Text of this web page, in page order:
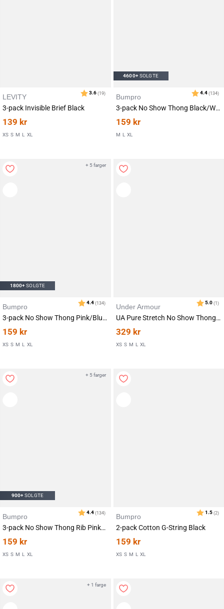
Karakter:
4.4
LEVITY
3-pack Invisible Brief Black
139 kr
XS S M L XL
4600+SOLGTE
Bumpro
3-pack No Show Thong Black/White/Sand
159 kr
M L XL
1800+SOLGTE
Bumpro
3-pack No Show Thong Pink/Blue/White
159 kr
XS S M L XL
+ 5 farger
Under Armour
UA Pure Stretch No Show Thong 3-pack Black
329 kr
XS S M L XL
900+SOLGTE
Bumpro
3-pack No Show Thong Rib Pink/Red/White
159 kr
XS S M L XL
+ 5 farger
Bumpro
2-pack Cotton G-String Black
159 kr
XS S M L XL
+ 1 farge